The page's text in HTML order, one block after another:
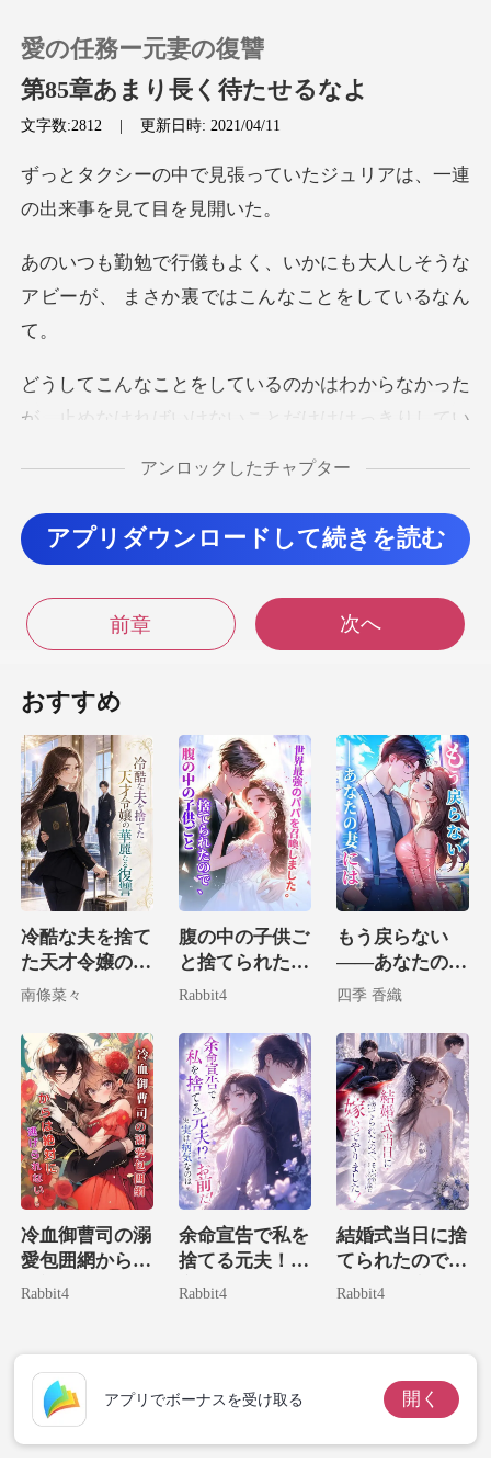
0
チャージ
閲覧履歴
愛の任務ー元妻の復讐
第85章あまり長く待たせるなよ
文字数:2812 |更新日時: 2021/04/11
っていたジュリアは、一連
にも大人しそうな
アビーが、 まさ
はわからなかった
が、止めなければ
るからと騙して枕営
言権などほとん
仕事なんですけど...」タクシーの運転手は、ジュリ
みま
アンロックしたチャプター
アプリダウンロードして続きを読む
前章 次へ
おすすめ
冷酷な夫を捨て
た天才令嬢の華
麗なる復讐
南條菜々
腹の中の子供ご
と捨てられたの
で、世界最強の
した。
Rabbit4
もう戻らない
――あなたの妻
には
四季 香織
冷血御曹司の溺
愛包囲網からは
絶対に逃げられ
Rabbit4
余命宣告で私を
捨てる元夫！？
実は病気なのは
Rabbit4
結婚式当日に捨
てられたので、
そいつの宿敵に
Rabbit4
アプリでボーナスを受け取る 開く